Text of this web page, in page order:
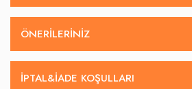
ÖNERILERINIZ
İPTAL&IADE KOŞULLARI